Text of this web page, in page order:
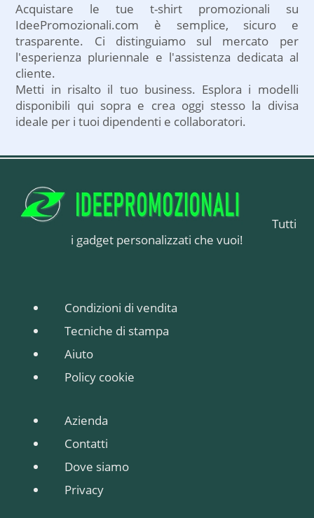
Acquistare le tue t-shirt promozionali su
IdeePromozionali.com è semplice, sicuro e
trasparente. Ci distinguiamo sul mercato per
l'esperienza pluriennale e l'assistenza dedicata al
cliente.
Metti in risalto il tuo business. Esplora i modelli
disponibili qui sopra e crea oggi stesso la divisa
ideale per i tuoi dipendenti e collaboratori.
Tutti
i gadget personalizzati che vuoi!
Condizioni di vendita
Tecniche di stampa
Aiuto
Policy cookie
Azienda
Contatti
Dove siamo
Privacy